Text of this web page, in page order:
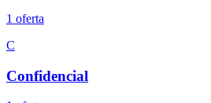
1 oferta
C
Confidencial